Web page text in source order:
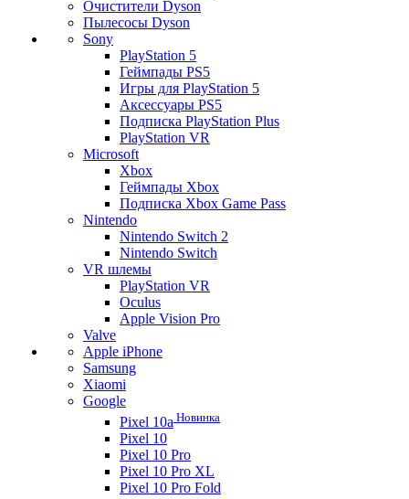
Очистители Dyson
Пылесосы Dyson
Sony
PlayStation 5
Геймпады PS5
Игры для PlayStation 5
Аксессуары PS5
Подписка PlayStation Plus
PlayStation VR
Microsoft
Xbox
Геймпады Xbox
Подписка Xbox Game Pass
Nintendo
Nintendo Switch 2
Nintendo Switch
VR шлемы
PlayStation VR
Oculus
Apple Vision Pro
Valve
Apple iPhone
Samsung
Xiaomi
Google
Pixel 10a Новинка
Pixel 10
Pixel 10 Pro
Pixel 10 Pro XL
Pixel 10 Pro Fold